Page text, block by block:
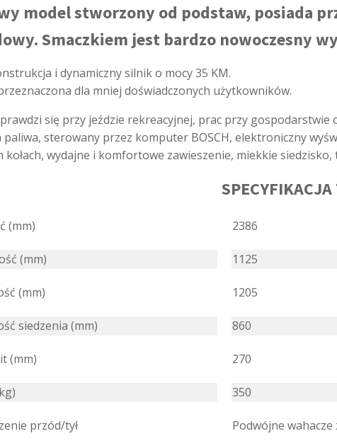
model stworzony od podstaw, posiada
Smaczkiem jest bardzo nowoczesny
i dynamiczny silnik o mocy 35 KM.
dla mniej doświadczonych użytkowników.
się przy jeździe rekreacyjnej, prac przy
sterowany przez komputer BOSCH, elektroniczny
kołach, wydajne i komfortowe zawieszenie, miekkie
(mm) 2386
(mm) 1125
(mm) 1205
siedzenia (mm) 860
(mm) 270
350
przód/tył Podwójne